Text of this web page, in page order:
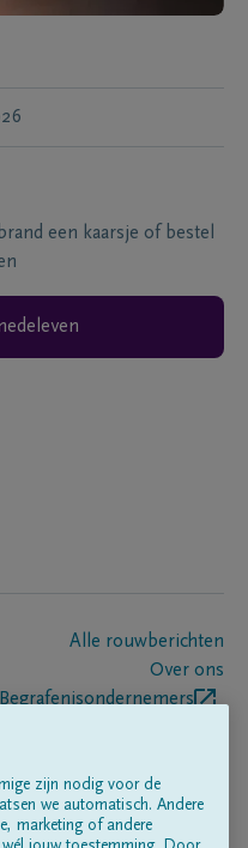
een kaarsje of bestel
Alle rouwberichten
Over ons
Begrafenisondernemers
zijn nodig voor de
we automatisch. Andere
marketing of andere